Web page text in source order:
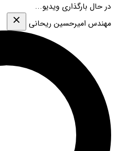
در حال بارگذاری ویدیو...
مهندس امیرحسین ریحانی